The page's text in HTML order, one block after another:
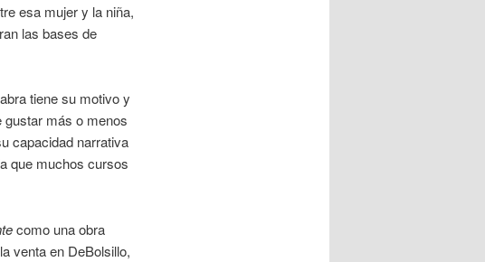
esa mujer y la niña,
las bases de
tiene su motivo y
gustar más o menos
capacidad narrativa
que muchos cursos
como una obra
venta en DeBolsillo,